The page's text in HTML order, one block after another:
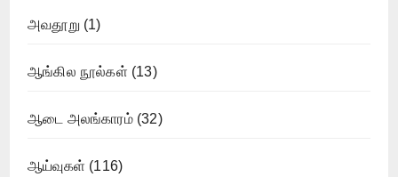
அவதூறு (1)
ஆங்கில நூல்கள் (13)
ஆடை அலங்காரம்(32)
ஆய்வுகள் (116)